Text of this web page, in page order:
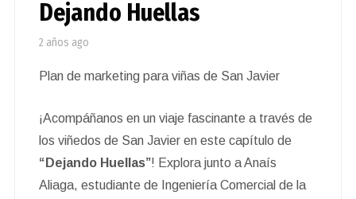
Dejando Huellas
2 años ago
Plan de marketing para viñas de San Javier
¡Acompáñanos en un viaje fascinante a través de
los viñedos de San Javier en este capítulo de
“Dejando Huellas”! Explora junto a Anaís
Aliaga, estudiante de Ingeniería Comercial de la